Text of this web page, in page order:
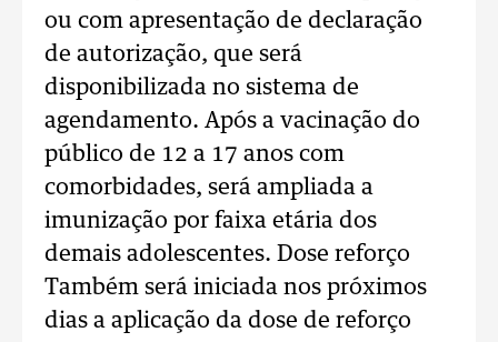
ou com apresentação de declaração
de autorização, que será
disponibilizada no sistema de
agendamento. Após a vacinação do
público de 12 a 17 anos com
comorbidades, será ampliada a
imunização por faixa etária dos
demais adolescentes. Dose reforço
Também será iniciada nos próximos
dias a aplicação da dose de reforço